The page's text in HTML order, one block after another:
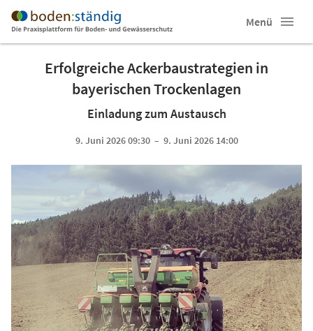
Menü
Erfolgreiche Ackerbaustrategien in
bayerischen Trockenlagen
Einladung zum Austausch
9. Juni 2026 09:30 – 9. Juni 2026 14:00